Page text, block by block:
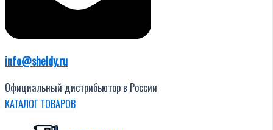
info@sheldy.ru
Официальный дистрибьютор в России
КАТАЛОГ ТОВАРОВ